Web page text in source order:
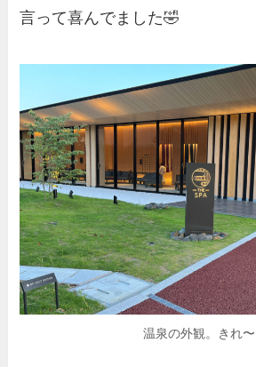
言って喜んでました🤣
温泉の外観。きれ〜